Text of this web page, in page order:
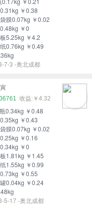
￥0.38
膜0.07kg ￥0.02
￥0
5.25kg ￥4.2
0.76kg ￥0.49
7-3 -奥北成都
￥4.32
0.34kg ￥0.48
￥0.43
膜0.07kg ￥0.02
￥0.16
￥0
1.81kg ￥1.45
1.55kg ￥0.99
￥0.55
0.04kg ￥0.24
5-17 -奥北成都